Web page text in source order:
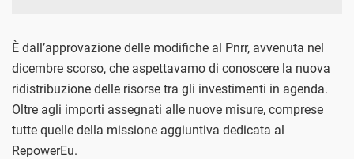
È dall’approvazione delle modifiche al Pnrr, avvenuta nel
dicembre scorso, che aspettavamo di conoscere la nuova
ridistribuzione delle risorse tra gli investimenti in agenda.
Oltre agli importi assegnati alle nuove misure, comprese
tutte quelle della missione aggiuntiva dedicata al
RepowerEu.